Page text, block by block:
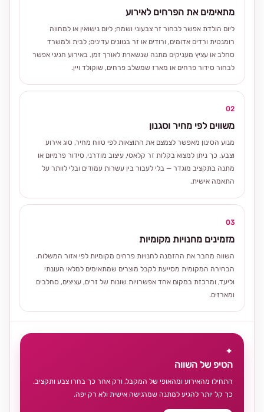
מתאימים את הפרחים לאירוע
ליום הולדת אפשר לבחור זר צבעוני ושמח; ליום נישואין או למחווה
רומנטית ורדים אדומים, ורודים או זר בגוונים עדינים; לבית ולמשרד
סחלב או עציץ מעניקים מתנה שנשארת לאורך זמן. באירוע חגיגי אפשר
לבחור סידור פרחים או מארז שמשלב פרחים, שוקולד ויין.
02
משווים לפי מחיר וסגנון
מנוע הסינון מאפשר לצמצם את התוצאות לפי טווח מחיר, סוג אירוע
וצבע. כך ניתן למצוא בקלות זר קלאסי, עיצוב מודרני, סידור פרמיום או
מתנה בתקציב מוגדר — בלי לעבור בין עשרות עמודים ובלי לוותר על
התאמה אישית.
03
מזמינים מחנויות מקומיות
השווה מחבר את ההזמנה לחנויות פרחים מקומיות לפי אזור המשלוח.
הבחירה המקומית מסייעת לקבל מוצרים שמתאימים למלאי העונתי
וליעד, ומרכזת במקום אחד אפשרויות שונות של זרים, עציצים, סחלבים
ומארזים.
✦
הטיפ של השווה
התחילו מהאירוע ומהאופי של המקבל, ורק אחר כך בחרו צבע ותקציב.
כך קל יותר להגיע למתנה שמרגישה אישית ולא רק יפה.